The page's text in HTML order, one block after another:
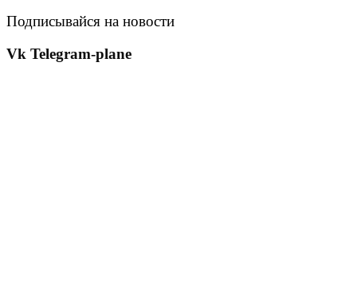
Подписывайся на новости
Vk Telegram-plane